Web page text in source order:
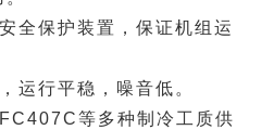
全保护装置，保证机组运
运行平稳，噪音低。
等多种制冷工质供